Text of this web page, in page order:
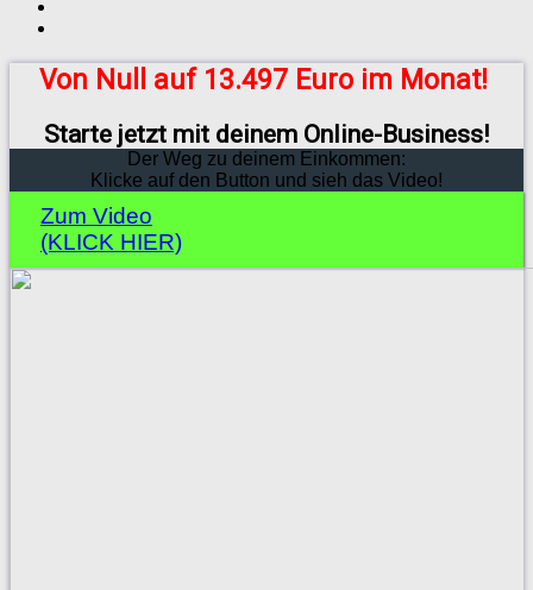
Von Null auf 13.497 Euro im Monat!
Starte jetzt mit deinem Online-Business!
Der Weg zu deinem Einkommen:
Klicke auf den Button und sieh das Video!
Zum Video
(KLICK HIER)